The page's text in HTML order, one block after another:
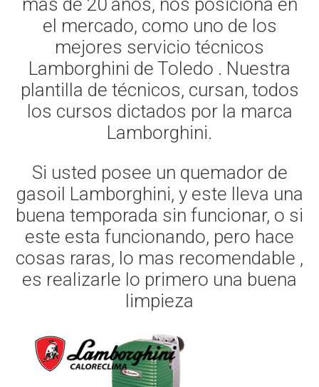
mas de 20 años, nos posiciona en
el mercado, como uno de los
mejores servicio técnicos
Lamborghini de Toledo . Nuestra
plantilla de técnicos, cursan, todos
los cursos dictados por la marca
Lamborghini.
Si usted posee un quemador de
gasoil Lamborghini, y este lleva una
buena temporada sin funcionar, o si
este esta funcionando, pero hace
cosas raras, lo mas recomendable ,
es realizarle lo primero una buena
limpieza